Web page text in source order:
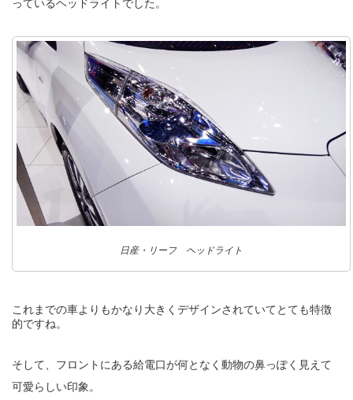
っているヘッドライトでした。
日産・リーフ ヘッドライト
これまでの車よりもかなり大きくデザインされていてとても特徴
的ですね。
そして、フロントにある給電口が何となく動物の鼻っぽく見えて
可愛らしい印象。